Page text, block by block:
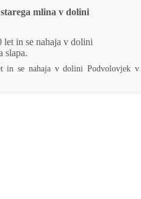
mlina v dolini
in se nahaja v dolini Podvolovjek v